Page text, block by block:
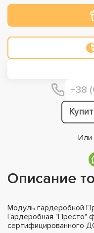
Или
Описание
Модуль гардеробной
Гардеробная "Престо"
сертифицированного